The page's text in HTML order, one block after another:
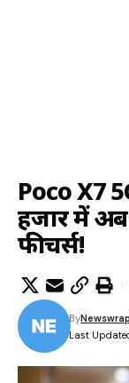
Poco X7
हजार में
फीचर्स!
Last
ByNewswrap